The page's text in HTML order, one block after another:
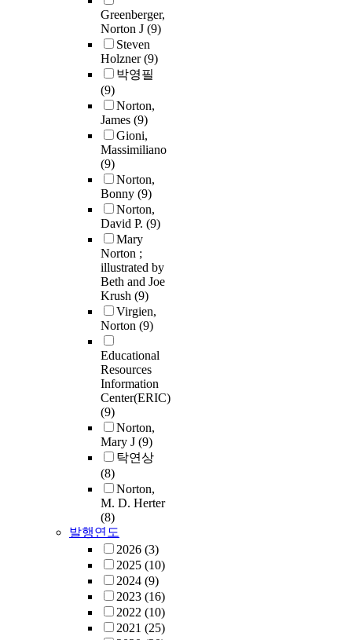
Greenberger,
Norton J (9)
Steven
Holzner(9)
박영필
(9)
Norton,
James (9)
Gioni,
Massimiliano
(9)
Norton,
Bonny (9)
Norton,
David P. (9)
Mary
Norton ;
illustrated by
Beth and Joe
Krush (9)
Virgien,
Norton (9)
Educational
Resources
Information
Center(ERIC)
(9)
Norton,
Mary J (9)
탁연상
(8)
Norton,
M. D. Herter
(8)
발행연도
2026 (3)
2025 (10)
2024 (9)
2023 (16)
2022 (10)
2021 (25)